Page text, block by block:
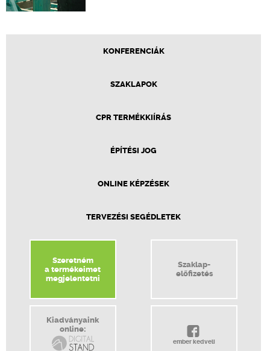
KONFERENCIÁK
SZAKLAPOK
CPR TERMÉKKIÍRÁS
ÉPÍTÉSI JOG
ONLINE KÉPZÉSEK
TERVEZÉSI SEGÉDLETEK
Szeretném
a termékeimet
megjelentetni
Szaklap-
előfizetés
Kiadványaink
online:
ember kedveli